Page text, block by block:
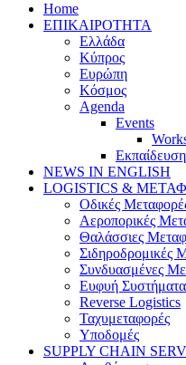
Home
ΕΠΙΚΑΙΡΟΤΗΤΑ
Ελλάδα
Κύπρος
Ευρώπη
Κόσμος
Agenda
Events
Εκπαίδευση
NEWS IN ENGLISH
LOGISTICS &
Οδικές
Αεροπορικές
Θαλάσσιες
Σιδηροδρομικές
Συνδυασμένες
Ευφυή
Reverse Logistics
Ταχυμεταφορές
Υποδομές
SUPPLY CHAIN